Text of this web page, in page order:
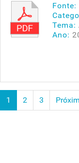
Fonte:
Tema:
Ano:
1 2 3